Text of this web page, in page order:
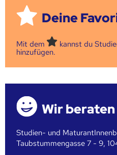
Deine
Mit dem
kannst du
hinzufügen.
Wir
Studien- und
Taubstummengasse 7 - 9,